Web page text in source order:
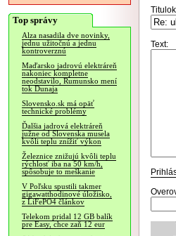
Top správy
Alza nasadila dve novinky,
jednu užitočnú a jednu
kontroverznú
Maďarsko jadrovú elektráreň
nakoniec kompletne
neodstavilo, Rumunsko mení
tok Dunaja
Slovensko.sk má opäť
technické problémy
Ďalšia jadrová elektráreň
južne od Slovenska musela
kvôli teplu znížiť výkon
Železnice znižujú kvôli teplu
rýchlosť iba na 50 km/h,
spôsobuje to meškanie
V Poľsku spustili takmer
gigawatthodinové úložisko,
z LiFePO4 článkov
Telekom pridal 12 GB balík
pre Easy, chce zaň 12 eur
Text: